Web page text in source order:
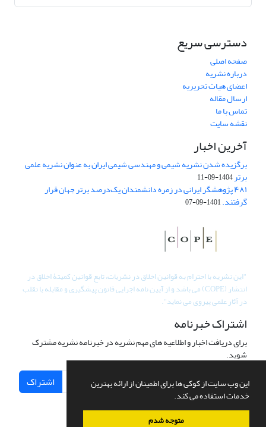
این وب سایت از کوکی ها برای اطمینان از ارائه بهترین
خدمات استفاده می کند.
متوجه شدم
دسترسی سریع
صفحه اصلی
درباره نشریه
اعضای هیات تحریریه
ارسال مقاله
تماس با ما
نقشه سایت
آخرین اخبار
برگزیده شدن نشریه شیمی و مهندسی شیمی ایران به عنوان نشریه علمی
برتر1404-09-11
۴۸۱ پژوهشگر ایرانی در زمره دانشمندان یک‌درصد برتر جهان قرار
گرفتند.1401-09-07
"این نشریه با احترام به قوانین اخلاق در نشریات، تابع قوانین کمیتۀ اخلاق در
انتشار (COPE) می باشد و از آیین نامه اجرایی قانون پیشگیری و مقابله با تقلب
در آثار علمی پیروی می نماید".
اشتراک خبرنامه
برای دریافت اخبار و اطلاعیه های مهم نشریه در خبرنامه نشریه مشترک
شوید.
اشتراک